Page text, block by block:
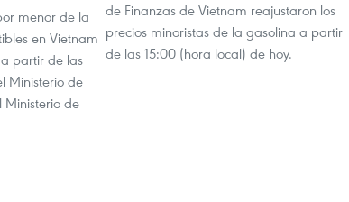
menor de la
en Vietnam
partir de las
Ministerio de
Ministerio de
de Finanzas de Vietnam reajustaron los
precios minoristas de la gasolina a partir
de las 15:00 (hora local) de hoy.